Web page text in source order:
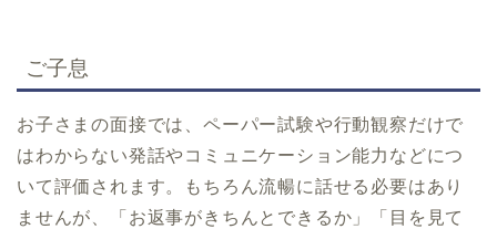
ご子息
お子さまの面接では、ペーパー試験や行動観察だけで
はわからない発話やコミュニケーション能力などにつ
いて評価されます。もちろん流暢に話せる必要はあり
ませんが、「お返事がきちんとできるか」「目を見て